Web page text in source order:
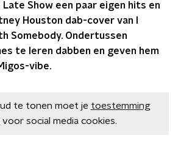
Late Show een paar eigen hits en
Houston dab-cover van I
Somebody. Ondertussen
te leren dabben en geven hem
vibe.
te tonen moet je toestemming
voor social media cookies.